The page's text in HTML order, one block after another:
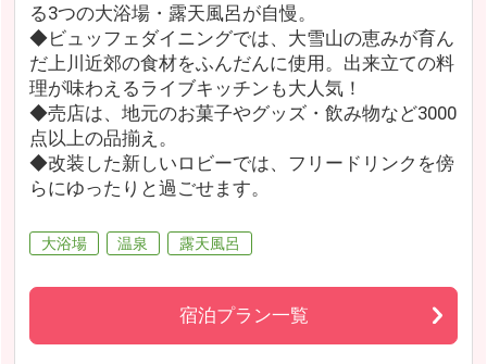
る3つの大浴場・露天風呂が自慢。
◆ビュッフェダイニングでは、大雪山の恵みが育ん
だ上川近郊の食材をふんだんに使用。出来立ての料
理が味わえるライブキッチンも大人気！
◆売店は、地元のお菓子やグッズ・飲み物など3000
点以上の品揃え。
◆改装した新しいロビーでは、フリードリンクを傍
らにゆったりと過ごせます。
大浴場 温泉 露天風呂
宿泊プラン一覧